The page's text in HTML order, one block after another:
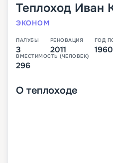
Теплоход Иван
ЭКОНОМ
ПАЛУБЫ
3
РЕНОВАЦИЯ
2011
ГОД
1960
ВМЕСТИМОСТЬ (ЧЕЛОВЕК)
296
О теплоходе